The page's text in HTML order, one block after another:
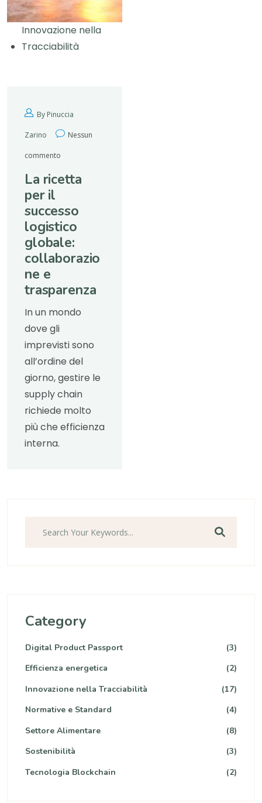
Innovazione nella
Tracciabilità
By Pinuccia
Zarino Nessun
commento
La ricetta
per il
successo
logistico
globale:
collaborazio
ne e
trasparenza
In un mondo
dove gli
imprevisti sono
all’ordine del
giorno, gestire le
supply chain
richiede molto
più che efficienza
interna.
Category
Digital Product Passport
(3)
Efficienza energetica
(2)
Innovazione nella Tracciabilità
(17)
Normative e Standard
(4)
Settore Alimentare
(8)
Sostenibilità
(3)
Tecnologia Blockchain
(2)